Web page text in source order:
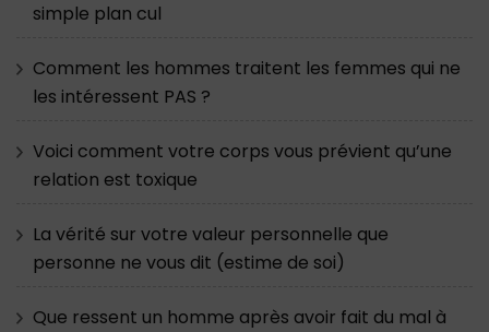
simple plan cul
Comment les hommes traitent les femmes qui ne
les intéressent PAS ?
Voici comment votre corps vous prévient qu’une
relation est toxique
La vérité sur votre valeur personnelle que
personne ne vous dit (estime de soi)
Que ressent un homme après avoir fait du mal à